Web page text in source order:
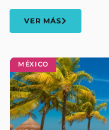
MÉXICO
VER MÁS